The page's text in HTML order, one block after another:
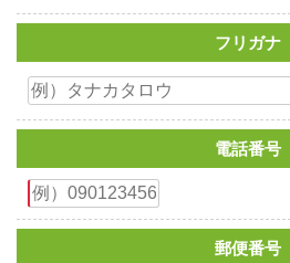
フリガナ
電話番号
郵便番号